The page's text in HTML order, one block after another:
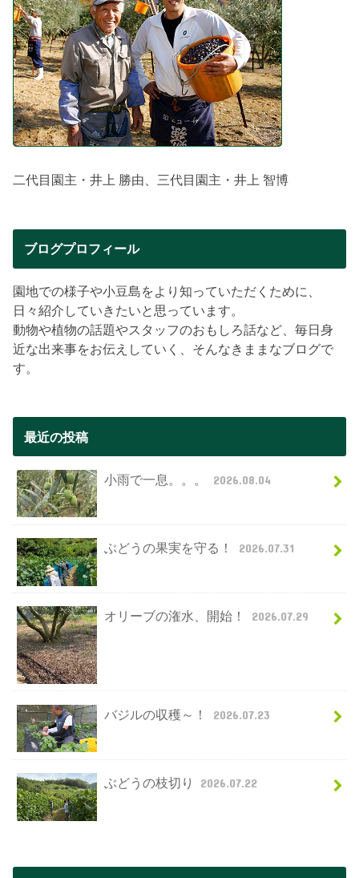
二代目園主・井上 勝由、三代目園主・井上 智博
ブログプロフィール
園地での様子や小豆島をより知っていただくために、
日々紹介していきたいと思っています。
動物や植物の話題やスタッフのおもしろ話など、毎日身
近な出来事をお伝えしていく、そんなきままなブログで
す。
最近の投稿
小雨で一息。。。 2026.08.04
ぶどうの果実を守る！ 2026.07.31
オリーブの潅水、開始！ 2026.07.29
バジルの収穫～！ 2026.07.23
ぶどうの枝切り 2026.07.22